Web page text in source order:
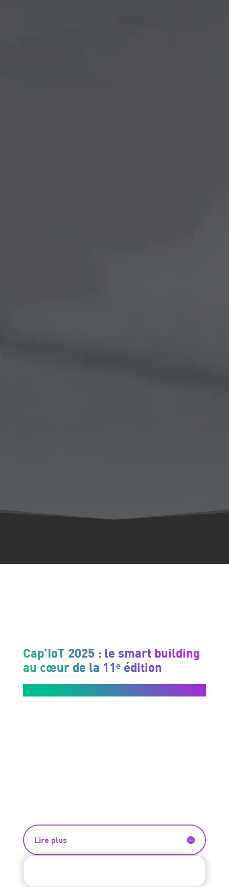
Cap’IoT 2025 : le smart building
au cœur de la 11ᵉ édition
Lire plus